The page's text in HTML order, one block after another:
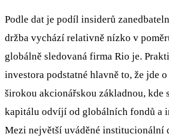
Podle dat je podíl insiderů
držba vychází relativně nízko v
globálně sledovaná firma Rio je.
investora podstatné hlavně to, že jde
širokou akcionářskou základnou, kde
kapitálu odvíjí od globálních fondů a
Mezi největší uváděné institucionální